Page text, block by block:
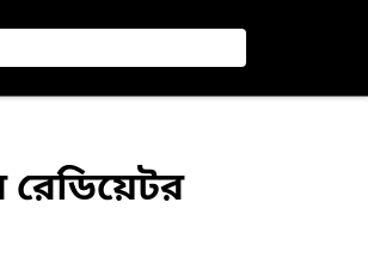
রেডিয়েটর